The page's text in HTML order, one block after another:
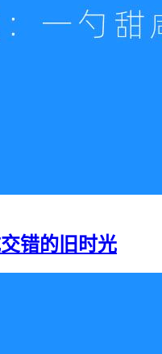
错的旧时光